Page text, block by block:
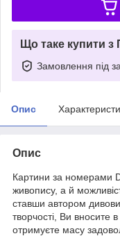
Що таке купити з
Замовлення під
Опис
Опис
Картини за номерами
живопису, а й
ставши автором
творчості, Ви вносите
отримуєте масу